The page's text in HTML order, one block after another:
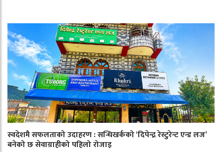
स्वदेशमै सफलताको उदाहरण : सन्धिखर्कको ‘दिपेन्द्र रेस्टुरेन्ट एन्ड लज’
बनेको छ सेवाग्राहीको पहिलो रोजाइ